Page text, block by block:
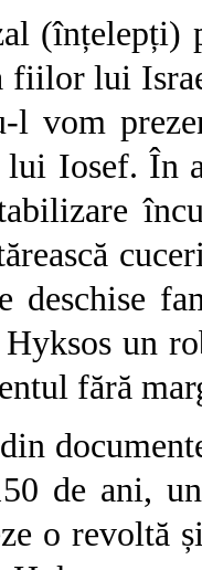
(înțelepți)
fiilor lui
l vom
Iosef. În
deschise
un
fără
de ani,
o revoltă